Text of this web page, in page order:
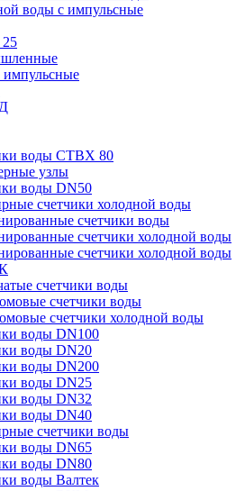
воды с импульсные
импульсные
воды СТВХ 80
узлы
воды DN50
счетчики холодной воды
счетчики воды
счетчики холодной воды
счетчики холодной воды
счетчики воды
счетчики воды
счетчики холодной воды
воды DN100
воды DN20
воды DN200
воды DN25
воды DN32
воды DN40
счетчики воды
воды DN65
воды DN80
воды Валтек